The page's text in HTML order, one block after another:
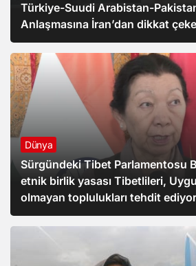
Türkiye-Suudi Arabistan-
Anlaşmasına İran’dan dikkat
Dünya
Sürgündeki Tibet Parlamentosu
etnik birlik yasası Tibetlileri,
olmayan toplulukları tehdit ediyor